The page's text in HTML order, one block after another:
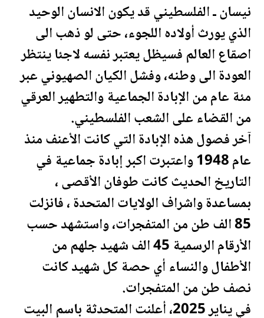
نيسان ـ الفلسطيني قد يكون الانسان الوحيد
الذي يورث أولاده اللجوء، حتى لو ذهب الى
اصقاع العالم فسيظل يعتبر نفسه لاجئا ينتظر
العودة الى وطنه، وفشل الكيان الصهيوني عبر
مئة عام من الإبادة الجماعية والتطهير العرقي
من القضاء على الشعب الفلسطيني.
آخر فصول هذه الإبادة التي كانت الأعنف منذ
عام 1948 واعتبرت اكبر إبادة جماعية في
التاريخ الحديث كانت طوفان الأقصى ،
بمساعدة واشرافالولايات المتحدة، فانزلت
85 الف طن من المتفجرات، واستشهد حسب
الأرقام الرسمية 45 الف شهيد جلهم من
الأطفال والنساء أي حصة كل شهيد كانت
نصف طن من المتفجرات.
في يناير 2025، أعلنت المتحدثة باسم البيت